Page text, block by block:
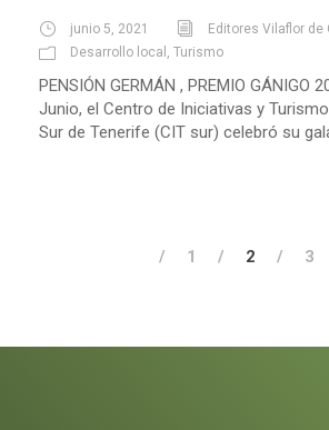
junio 5, 2021
Editores Vilaflor de
Desarrollo local
Turismo
PENSIÓN GERMÁN , PREMIO GÁNIGO
Junio, el Centro de Iniciativas y
Sur de Tenerife (CIT sur) celebró su
1 2 3